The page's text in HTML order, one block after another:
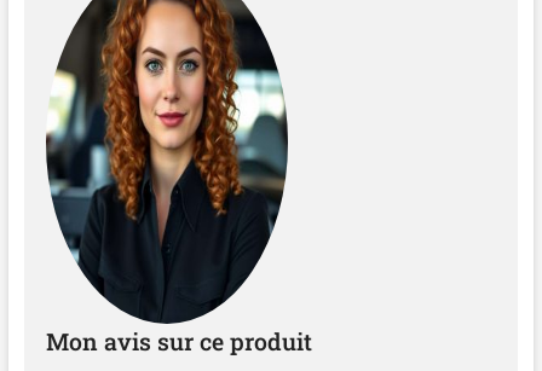
Mon avis sur ce produit